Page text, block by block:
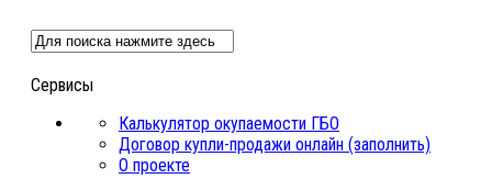
Сервисы
Калькулятор окупаемости ГБО
Договор купли-продажи онлайн (заполнить)
О проекте